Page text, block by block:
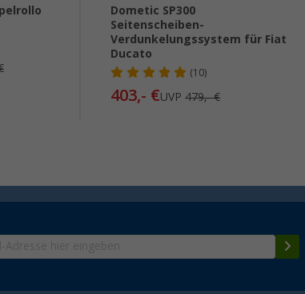
Dometic SP300
Seitenscheiben-
Verdunkelungssystem für Fiat
Ducato
(10)
403,- €UVP479,- €